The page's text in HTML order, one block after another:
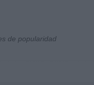
de popularidad